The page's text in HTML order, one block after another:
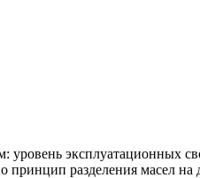
уровень эксплуатационных
разделения масел